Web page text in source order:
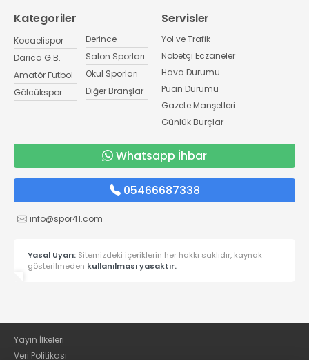
Kategoriler
Kocaelispor
Darıca G.B.
Amatör Futbol
Gölcükspor
Derince
Salon Sporları
Okul Sporları
Diğer Branşlar
Servisler
Yol ve Trafik
Nöbetçi Eczaneler
Hava Durumu
Puan Durumu
Gazete Manşetleri
Günlük Burçlar
Whatsapp İhbar
05466687338
info@spor41.com
Yasal Uyarı: Sitemizdeki içeriklerin her hakkı saklıdır, kaynak
gösterilmeden kullanılması yasaktır.
Yayın İlkeleri
Veri Politikası